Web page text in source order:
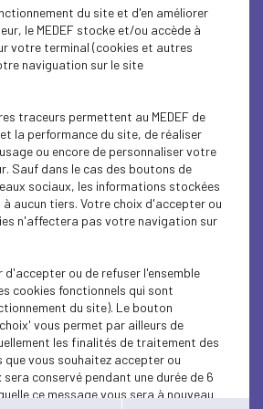
du site et d'en améliorer
le MEDEF stocke et/ou accède à
votre terminal (cookies et autres
naviguation sur le site
traceurs permettent au MEDEF de
la performance du site, de réaliser
ou encore de personnaliser votre
Sauf dans le cas des boutons de
sociaux, les informations stockées
aucun tiers. Votre choix d'accepter ou
n'affectera pas votre navigation sur
d'accepter ou de refuser l'ensemble
cookies fonctionnels qui sont
du site). Le bouton
vous permet par ailleurs de
les finalités de traitement des
vous souhaitez accepter ou
conservé pendant une durée de 6
ce message vous sera à nouveau